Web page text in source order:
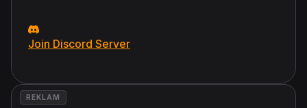
Join Discord Server
REKLAM